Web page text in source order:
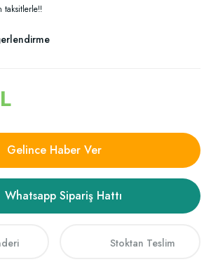
taksitlerle!!
Gelince Haber Ver
Whatsapp Sipariş Hattı
Stoktan Teslim